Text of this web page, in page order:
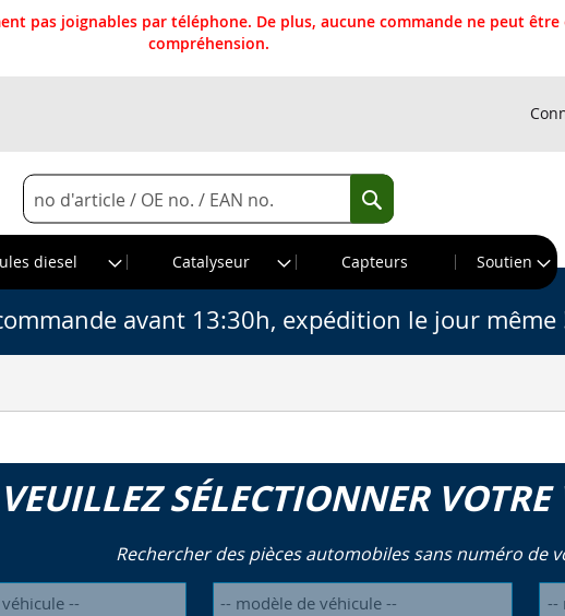
pas joignables par téléphone. De plus, aucune commande ne peut
compréhension.
Rechercher
Rechercher
diesel
Catalyseur Capteurs Soutien
avant 13:30h, expédition le jour même
VEUILLEZ SÉLECTIONNER VOTRE
Rechercher des pièces automobiles sans numéro de